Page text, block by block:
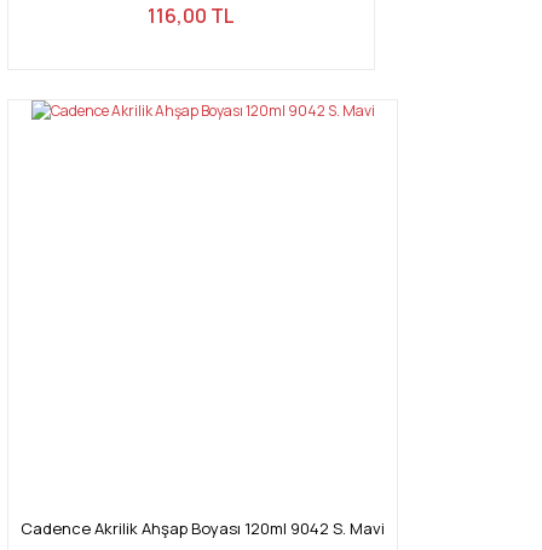
116,00 TL
Cadence Akrilik Ahşap Boyası 120ml 9042 S. Mavi